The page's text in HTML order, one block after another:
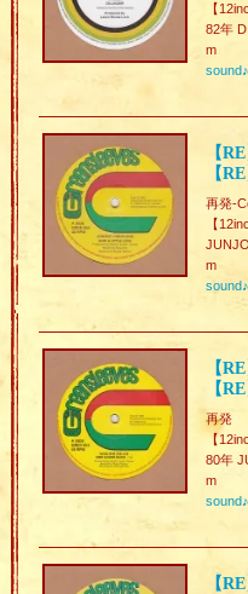
【
82年
m
sound♪
【
【
再発-
【
m
sound♪
【
【
再発
【
80年
m
sound♪
【